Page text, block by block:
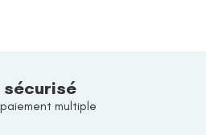
sécurisé
multiple